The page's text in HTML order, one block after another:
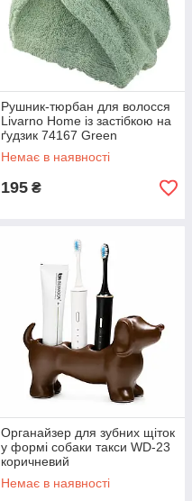
Рушник-тюрбан для волосся
Livarno Home із застібкою на
ґудзик 74167 Green
Немає в наявності
195 ₴
Органайзер для зубних щіток
у формі собаки такси WD-23
коричневий
Немає в наявності